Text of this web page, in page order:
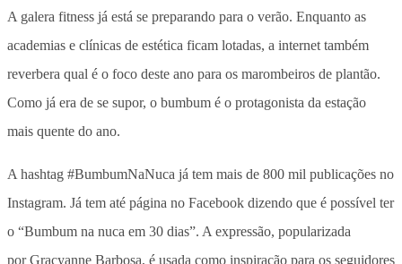
A galera fitness já está se preparando para o verão. Enquanto as
academias e clínicas de estética ficam lotadas, a internet também
reverbera qual é o foco deste ano para os marombeiros de plantão.
Como já era de se supor, o bumbum é o protagonista da estação
mais quente do ano.
A hashtag #BumbumNaNuca já tem mais de 800 mil publicações no
Instagram. Já tem até página no Facebook dizendo que é possível ter
o “Bumbum na nuca em 30 dias”. A expressão, popularizada
por Gracyanne Barbosa, é usada como inspiração para os seguidores